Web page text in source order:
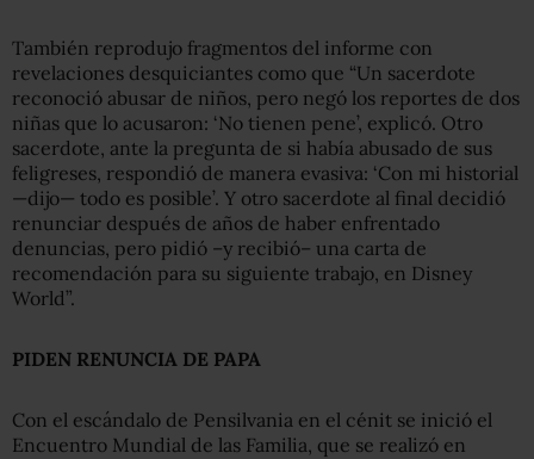
También reprodujo fragmentos del informe con
revelaciones desquiciantes como que “Un sacerdote
reconoció abusar de niños, pero negó los reportes de dos
niñas que lo acusaron: ‘No tienen pene’, explicó. Otro
sacerdote, ante la pregunta de si había abusado de sus
feligreses, respondió de manera evasiva: ‘Con mi historial
—dijo— todo es posible’. Y otro sacerdote al final decidió
renunciar después de años de haber enfrentado
denuncias, pero pidió –y recibió– una carta de
recomendación para su siguiente trabajo, en Disney
World”.
PIDEN RENUNCIA DE PAPA
Con el escándalo de Pensilvania en el cénit se inició el
Encuentro Mundial de las Familia, que se realizó en